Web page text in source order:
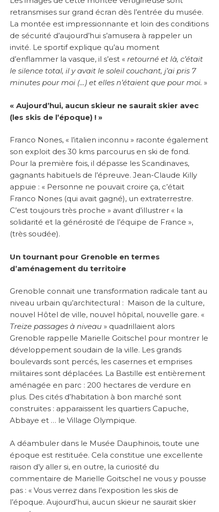
retransmises sur grand écran dès l’entrée du musée.
La montée est impressionnante et loin des conditions
de sécurité d’aujourd’hui s’amusera à rappeler un
invité. Le sportif explique qu’au moment
d’enflammer la vasque, il s’est « retourné et là, c’était
le silence total, il y avait le soleil couchant, j’ai pris 7
minutes pour moi (…) et elles n’étaient que pour moi. »
« Aujourd’hui, aucun skieur ne saurait skier avec
(les skis de l’époque) ! »
Franco Nones, « l’italien inconnu » raconte également
son exploit des 30 kms parcourus en ski de fond.
Pour la première fois, il dépasse les Scandinaves,
gagnants habituels de l’épreuve. Jean-Claude Killy
appuie : « Personne ne pouvait croire ça, c’était
Franco Nones (qui avait gagné), un extraterrestre.
C’est toujours très proche » avant d’illustrer « la
solidarité et la générosité de l’équipe de France »,
(très soudée).
Un tournant pour Grenoble en termes
d’aménagement du territoire
Grenoble connait une transformation radicale tant au
niveau urbain qu’architectural : Maison de la culture,
nouvel Hôtel de ville, nouvel hôpital, nouvelle gare. «
Treize passages à niveau » quadrillaient alors
Grenoble rappelle Marielle Goitschel pour montrer le
développement soudain de la ville. Les grands
boulevards sont percés, les casernes et emprises
militaires sont déplacées. La Bastille est entièrement
aménagée en parc : 200 hectares de verdure en
plus. Des cités d’habitation à bon marché sont
construites : apparaissent les quartiers Capuche,
Abbaye et … le Village Olympique.
A déambuler dans le Musée Dauphinois, toute une
époque est restituée. Cela constitue une excellente
raison d’y aller si, en outre, la curiosité du
commentaire de Marielle Goitschel ne vous y pousse
pas : « Vous verrez dans l’exposition les skis de
l’époque. Aujourd’hui, aucun skieur ne saurait skier